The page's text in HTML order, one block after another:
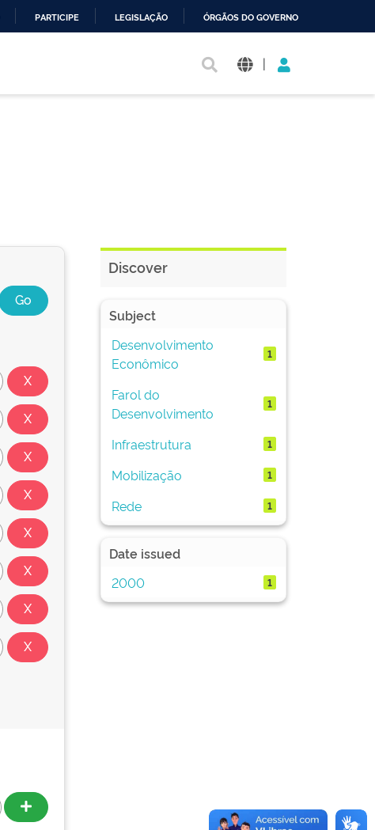
PARTICIPE LEGISLAÇÃO ÓRGÃOS DO GOVERNO
|
Discover
Subject
Desenvolvimento
Econômico
1
Farol do
Desenvolvimento
1
Infraestrutura 1
Mobilização 1
Rede 1
Date issued
2000
1